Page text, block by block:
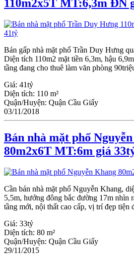
110m2x5T MT:6,3m ĐN
Bán gấp nhà mặt phố Trần Duy Hưng
Diện tích 110m2 mặt tiền 6,3m, hậu
tầng đang cho thuê làm văn phòng
Giá: 41tỷ
Diện tích: 110 m²
Quận/Huyện: Quận Cầu Giấy
03/11/2018
Bán nhà mặt phố
80m2x6T MT:6m giá
Cần bán nhà mặt phố Nguyễn Khang,
5,5m, hướng đông bắc đường 17m nhìn
tầng mới, nội thất cao cấp, vị trí đẹp tiện
Giá: 33tỷ
Diện tích: 80 m²
Quận/Huyện: Quận Cầu Giấy
29/11/2015